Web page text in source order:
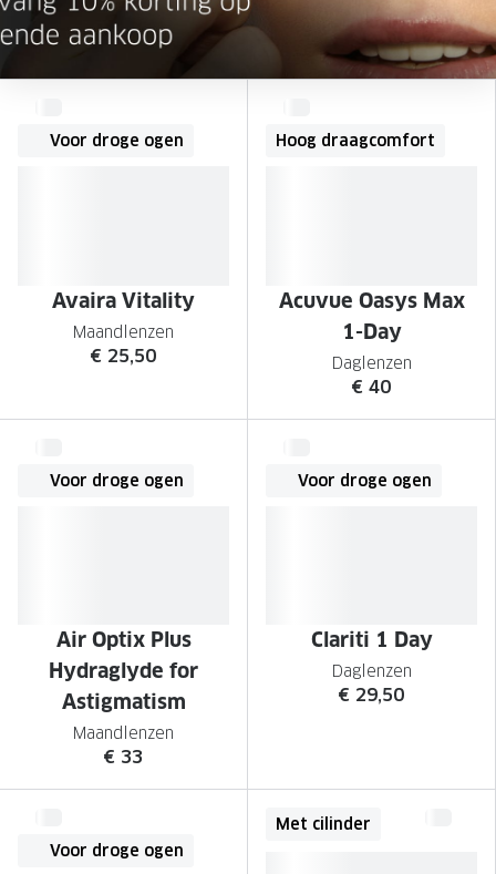
Voor droge ogen
Avaira Vitality
Maandlenzen
€ 25,50
Hoog draagcomfort
Acuvue Oasys Max
1-Day
Daglenzen
€ 40
Voor droge ogen
Air Optix Plus
Hydraglyde for
Astigmatism
Maandlenzen
€ 33
Voor droge ogen
Clariti 1 Day
Daglenzen
€ 29,50
Voor droge ogen
Met cilinder